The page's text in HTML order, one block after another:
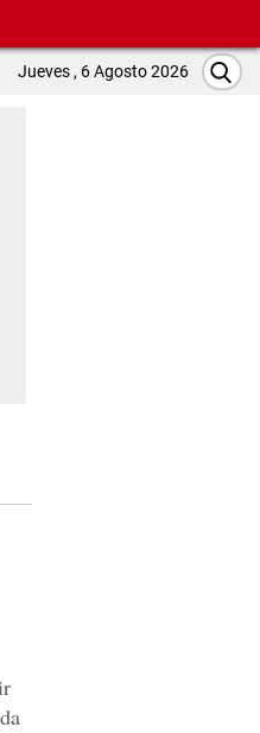
Jueves , 6 Agosto 2026